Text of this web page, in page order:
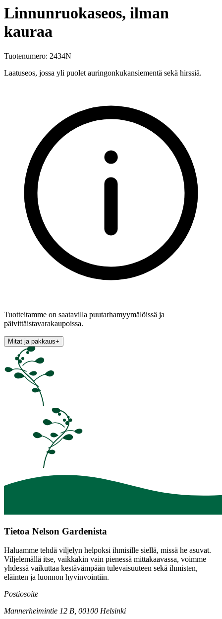
Linnunruokaseos, ilman
kauraa
Tuotenumero: 2434N
Laatuseos, jossa yli puolet auringonkukansiementä sekä hirssiä.
Tuotteitamme on saatavilla puutarhamyymälöissä ja
päivittäistavarakaupoissa.
Mitat ja pakkaus+
Tietoa Nelson Gardenista
Haluamme tehdä viljelyn helpoksi ihmisille siellä, missä he asuvat.
Viljelemällä itse, vaikkakin vain pienessä mittakaavassa, voimme
yhdessä vaikuttaa kestävämpään tulevaisuuteen sekä ihmisten,
eläinten ja luonnon hyvinvointiin.
Postiosoite
Mannerheimintie 12 B, 00100 Helsinki